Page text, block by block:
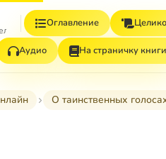
Оглавление
Аудио На страничку книги
О таинственных